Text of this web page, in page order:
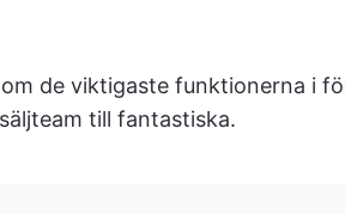
de viktigaste funktionerna i
till fantastiska.